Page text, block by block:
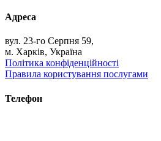
Адреса
вул. 23-го Серпня 59,
м. Харків, Україна
Політика конфіденційності
Правила користування послугами
Телефон